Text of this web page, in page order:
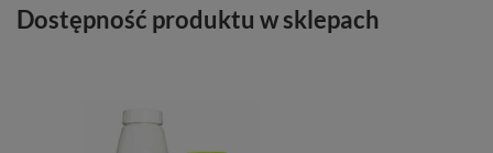
Dostępność produktu w sklepach